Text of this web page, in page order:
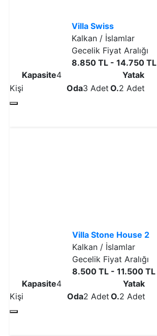
Villa Swiss
Kalkan / İslamlar
Gecelik Fiyat Aralığı
8.850 TL - 14.750 TL
Kapasite4
Kişi
Oda3 Adet
Yatak
O.2 Adet
Villa Stone House 2
Kalkan / İslamlar
Gecelik Fiyat Aralığı
8.500 TL - 11.500 TL
Kapasite4
Kişi
Oda2 Adet
Yatak
O.2 Adet